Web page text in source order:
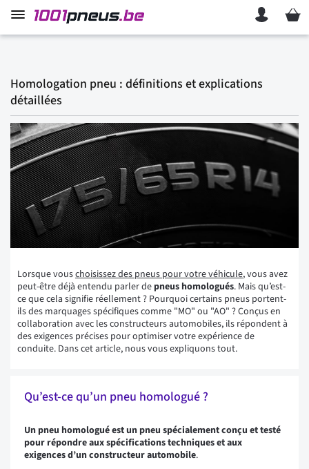
Mon
Homologation pneu : définitions et explications
détaillées
Lorsque vouschoisissez des pneus pour votre véhicule, vous avez
peut-être déjà entendu parler de pneus homologués. Mais qu’est-
ce que cela signifie réellement ? Pourquoi certains pneus portent-
ils des marquages spécifiques comme "MO" ou "AO" ? Conçus en
collaboration avec les constructeurs automobiles, ils répondent à
des exigences précises pour optimiser votre expérience de
conduite. Dans cet article, nous vous expliquons tout.
Qu’est-ce qu’un pneu homologué ?
Un pneu homologué est un pneu spécialement conçu et testé
pour répondre aux spécifications techniques et aux
exigences d’un constructeur automobile.